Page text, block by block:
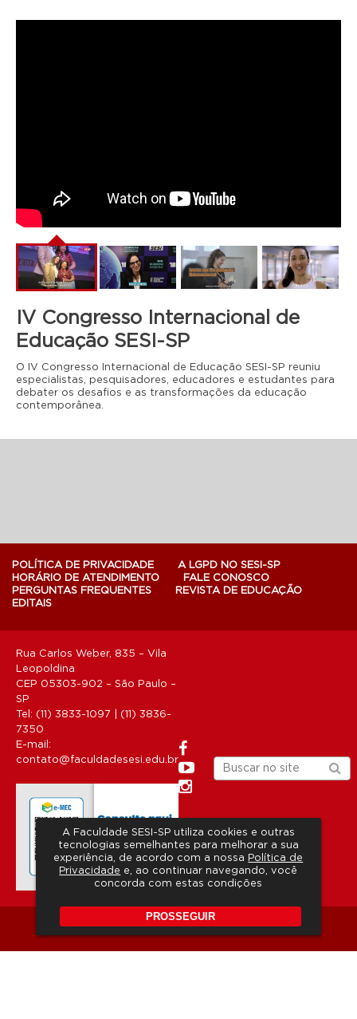
IV Congresso Internacional de
Educação SESI-SP
O IV Congresso Internacional de Educação SESI-SP reuniu
especialistas, pesquisadores, educadores e estudantes para
debater os desafios e as transformações da educação
contemporânea.
POLÍTICA DE PRIVACIDADE
A LGPD NO SESI-SP
HORÁRIO DE ATENDIMENTO
FALE CONOSCO
PERGUNTAS FREQUENTES
REVISTA DE EDUCAÇÃO
EDITAIS
Rua Carlos Weber, 835 – Vila
Leopoldina
CEP 05303-902 – São Paulo –
SP
Tel: (11) 3833-1097 | (11) 3836-
7350
E-mail:
contato@faculdadesesi.edu.br
Copyright 2026 © Todos os direitos reservados.
A Faculdade SESI-SP utiliza cookies e outras
tecnologias semelhantes para melhorar a sua
experiência, de acordo com a nossa Política de
Privacidade e, ao continuar navegando, você
concorda com estas condições
PROSSEGUIR